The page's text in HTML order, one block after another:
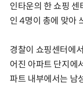
인타운의 한 쇼핑
인 4명이 총에 맞아
경찰이 쇼핑센터에
어진 아파트 단지에
파트 내부에서는 남